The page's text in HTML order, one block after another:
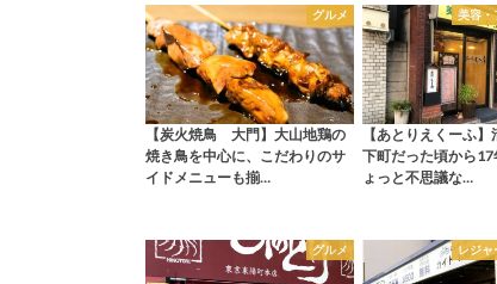
グルメ
【炭火焼鳥 大門】大山地鶏の
焼き鳥を中心に、こだわりのサ
イドメニューも揃…
美容・
【あとりえくーふ
下町だった頃から17
ょっと不思議な…
グルメ レジャ